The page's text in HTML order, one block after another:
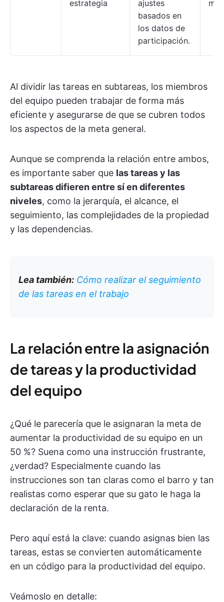
estrategia
ajustes
basados en
los datos de
participación.
Al dividir las tareas en subtareas, los miembros
del equipo pueden trabajar de forma más
eficiente y asegurarse de que se cubren todos
los aspectos de la meta general.
Aunque se comprenda la relación entre ambos,
es importante saber que las tareas y las
subtareas difieren entre sí en diferentes
niveles, como la jerarquía, el alcance, el
seguimiento, las complejidades de la propiedad
y las dependencias.
Lea también: Cómo realizar el seguimiento
de las tareas en el trabajo
La relación entre la asignación
de tareas y la productividad
del equipo
¿Qué le parecería que le asignaran la meta de
aumentar la productividad de su equipo en un
50 %? Suena como una instrucción frustrante,
¿verdad? Especialmente cuando las
instrucciones son tan claras como el barro y tan
realistas como esperar que su gato le haga la
declaración de la renta.
Pero aquí está la clave: cuando asignas bien las
tareas, estas se convierten automáticamente
en un código para la productividad del equipo.
Veámoslo en detalle: